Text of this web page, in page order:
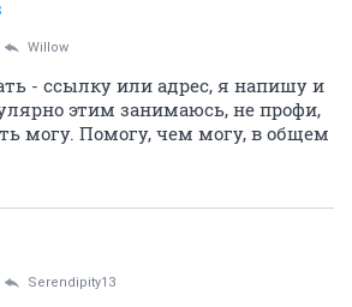
Willow
- ссылку или адрес, я напишу и
этим занимаюсь, не профи,
могу. Помогу, чем могу, в общем
Serendipity13